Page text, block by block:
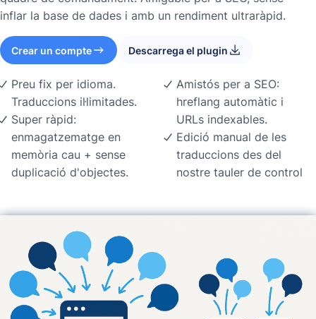
inflar la base de dades i amb un rendiment ultraràpid.
Crear un compte Descarrega el plugin
Preu fix per idioma.
Traduccions il·limitades.
Super ràpid:
enmagatzematge en
memòria cau + sense
duplicació d'objectes.
Amistós per a SEO:
hreflang automàtic i
URLs indexables.
Edició manual de les
traduccions des del
nostre tauler de control